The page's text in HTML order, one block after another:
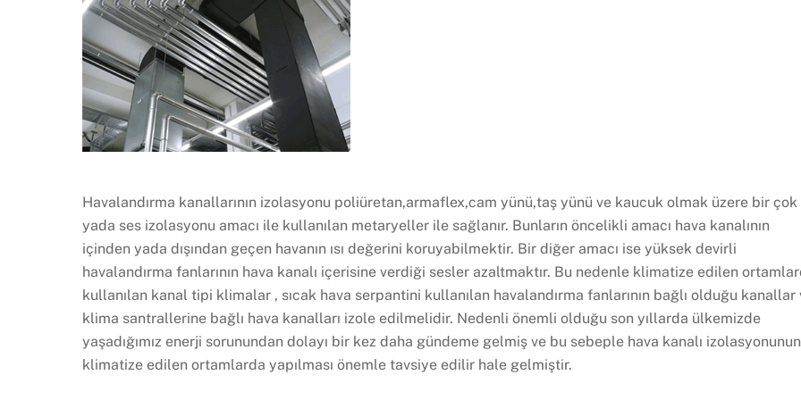
Havalandırma kanallarının izolasyonu poliüretan,armaflex,cam yünü,taş yünü ve kaucuk olmak üzere bir çok
yada ses izolasyonu amacı ile kullanılan metaryeller ile sağlanır. Bunların öncelikli amacı hava kanalının
içinden yada dışından geçen havanın ısı değerini koruyabilmektir. Bir diğer amacı ise yüksek devirli
havalandırma fanlarının hava kanalı içerisine verdiği sesler azaltmaktır. Bu nedenle klimatize edilen
kullanılan kanal tipi klimalar , sıcak hava serpantini kullanılan havalandırma fanlarının bağlı olduğu kanallar
klima santrallerine bağlı hava kanalları izole edilmelidir. Nedenli önemli olduğu son yıllarda ülkemizde
yaşadığımız enerji sorunundan dolayı bir kez daha gündeme gelmiş ve bu sebeple hava kanalı izolasyonunun
klimatize edilen ortamlarda yapılması önemle tavsiye edilir hale gelmiştir.